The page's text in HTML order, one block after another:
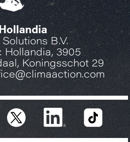
B.V.
Hollandia, 3905
Koningsschot 29